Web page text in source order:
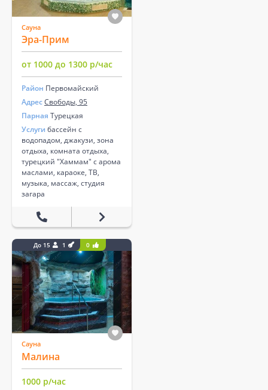
Сауна
Эра-Прим
от 1000 до 1300 р/час
Район Первомайский
АдресСвободы, 95
Парная Турецкая
Услуги бассейн с
водопадом, джакузи, зона
отдыха, комната отдыха,
турецкий "Хаммам" с арома
маслами, караоке, ТВ,
музыка, массаж, студия
загара
До 15 1 0
Сауна
Малина
1000 р/час